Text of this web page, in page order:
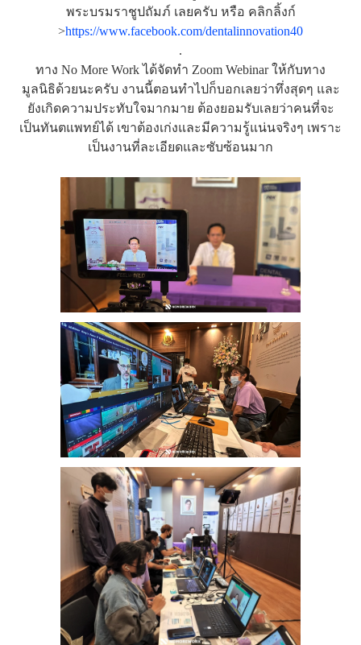
พระบรมราชูปถัมภ์ เลยครับ หรือ คลิกลิ้งก์
>https://www.facebook.com/dentalinnovation40
.
ทาง No More Work ได้จัดทำ Zoom Webinar ให้กับทาง
มูลนิธิด้วยนะครับ งานนี้ตอนทำไปก็บอกเลยว่าทึ่งสุดๆ และ
ยังเกิดความประทับใจมากมาย ต้องยอมรับเลยว่าคนที่จะ
เป็นทันตแพทย์ได้ เขาต้องเก่งและมีความรู้แน่นจริงๆ เพราะ
เป็นงานที่ละเอียดและซับซ้อนมาก